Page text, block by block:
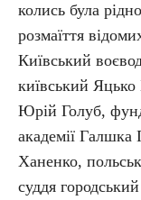
колись була
розмаїття
Київський
київський
Юрій Голуб,
академії Галшка
Ханенко,
суддя